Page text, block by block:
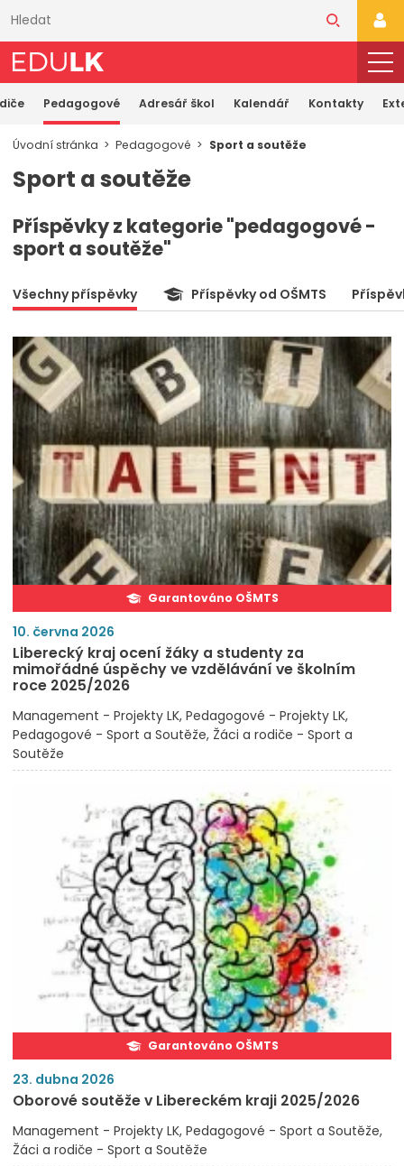
obsahu
Pedagogové Adresář škol Kalendář Kontakty
Úvodní stránka Pedagogové Sport a soutěže
Sport a soutěže
Příspěvky z kategorie "pedagogové -
sport a soutěže"
Všechny příspěvky Příspěvky od OŠMTS
Garantováno OŠMTS
10. června 2026
Liberecký kraj ocení žáky a studenty za
mimořádné úspěchy ve vzdělávání ve školním
roce 2025/2026
Management - Projekty LK Pedagogové - Projekty LK
Pedagogové - Sport a Soutěže Žáci a rodiče - Sport a
Soutěže
Garantováno OŠMTS
23. dubna 2026
Oborové soutěže v Libereckém kraji 2025/2026
Management - Projekty LK Pedagogové - Sport a Soutěže
Žáci a rodiče - Sport a Soutěže